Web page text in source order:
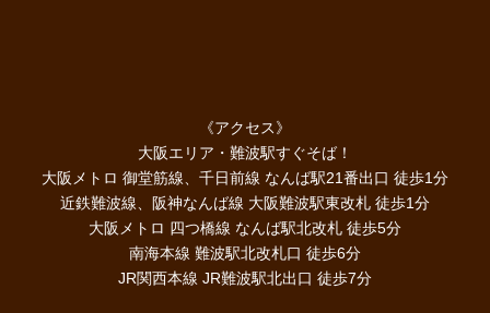
《アクセス》
大阪エリア・難波駅すぐそば！
大阪メトロ 御堂筋線、千日前線 なんば駅21番出口 徒歩1分
近鉄難波線、阪神なんば線 大阪難波駅東改札 徒歩1分
大阪メトロ 四つ橋線 なんば駅北改札 徒歩5分
南海本線 難波駅北改札口 徒歩6分
JR関西本線 JR難波駅北出口 徒歩7分